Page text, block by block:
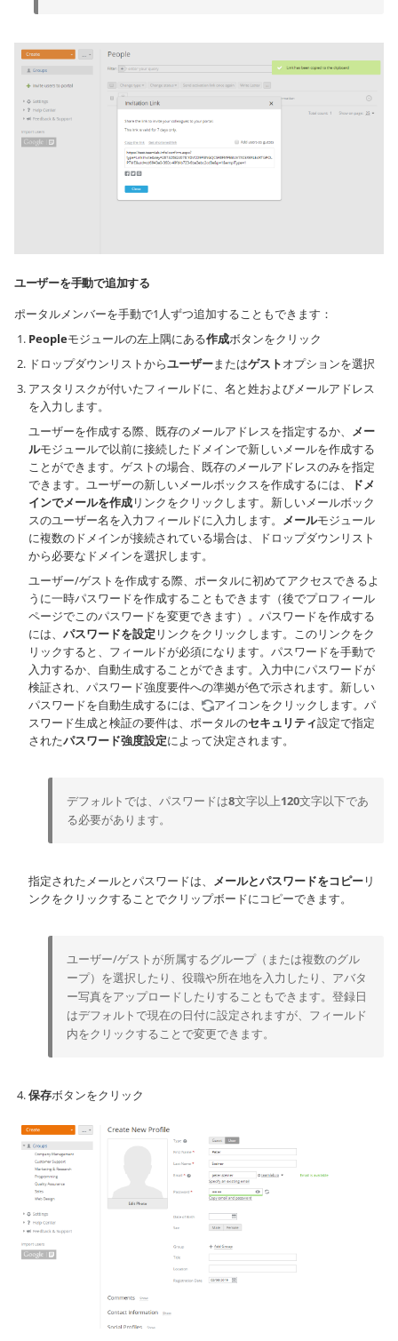
ユーザーを手動で追加する
ポータルメンバーを手動で1人ずつ追加することもできます：
Peopleモジュールの左上隅にある作成ボタンをクリック
ドロップダウンリストからユーザーまたはゲストオプションを選択
アスタリスクが付いたフィールドに、名と姓およびメールアドレス
を入力します。
ユーザーを作成する際、既存のメールアドレスを指定するか、 メー
ルモジュールで以前に接続したドメインで新しいメールを作成する
ことができます。ゲストの場合、既存のメールアドレスのみを指定
できます。ユーザーの新しいメールボックスを作成するには、
ドメ
インでメールを作成リンクをクリックします。新しいメールボック
スのユーザー名を入力フィールドに入力します。 メールモジュール
に複数のドメインが接続されている場合は、ドロップダウンリスト
から必要なドメインを選択します。
ユーザー/ゲストを作成する際、ポータルに初めてアクセスできるよ
うに一時パスワードを作成することもできます（後でプロフィール
ページでこのパスワードを変更できます）。パスワードを作成する
には、 パスワードを設定 リンクをクリックします。このリンクをク
リックすると、フィールドが必須になります。パスワードを手動で
入力するか、自動生成することができます。入力中にパスワードが
検証され、パスワード強度要件への準拠が色で示されます。新しい
パスワードを自動生成するには、
アイコンをクリックします。パ
スワード生成と検証の要件は、ポータルのセキュリティ設定で指定
されたパスワード強度設定によって決定されます。
デフォルトでは、パスワードは8文字以上120文字以下であ
る必要があります。
指定されたメールとパスワードは、 メールとパスワードをコピーリ
ンクをクリックすることでクリップボードにコピーできます。
ユーザー/ゲストが所属するグループ（または複数のグル
ープ）を選択したり、役職や所在地を入力したり、アバタ
ー写真をアップロードしたりすることもできます。登録日
はデフォルトで現在の日付に設定されますが、フィールド
内をクリックすることで変更できます。
保存ボタンをクリック